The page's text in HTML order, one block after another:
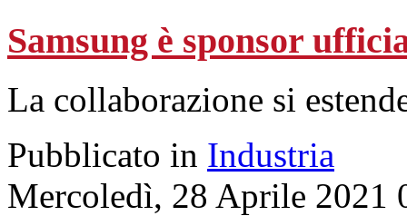
Samsung è sponsor
La collaborazione si
Pubblicato in Industria
Mercoledì, 28 Aprile 2021